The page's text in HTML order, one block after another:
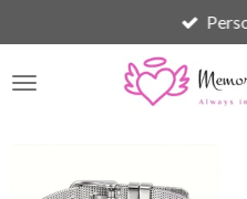
direct
naar